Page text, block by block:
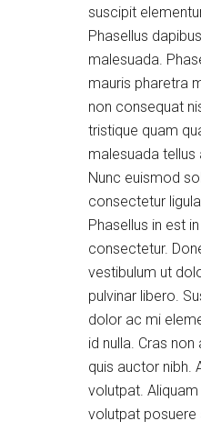
suscipit
Phasellus
malesuada.
mauris pharetra
non consequat
tristique quam
malesuada tellus
Nunc euismod
consectetur
Phasellus in est
consectetur.
vestibulum ut
pulvinar libero.
dolor ac mi
id nulla. Cras
quis auctor nibh.
volutpat. Aliquam
volutpat posuere